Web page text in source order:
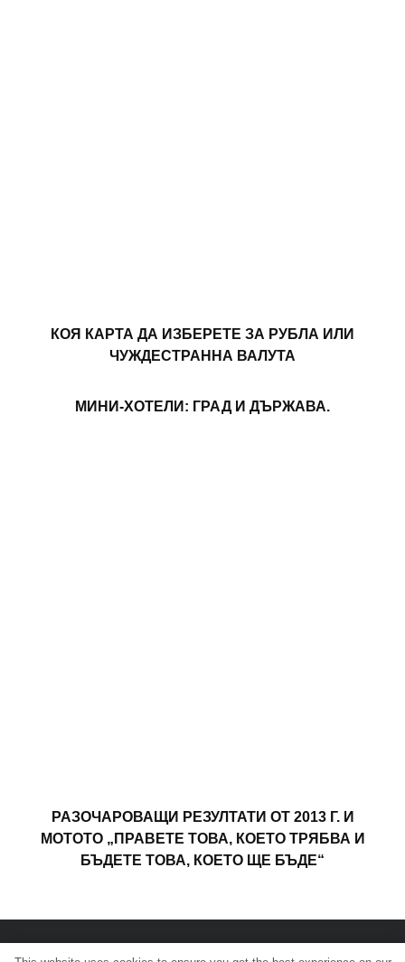
КОЯ КАРТА ДА ИЗБЕРЕТЕ ЗА РУБЛА ИЛИ
ЧУЖДЕСТРАННА ВАЛУТА
МИНИ-ХОТЕЛИ: ГРАД И ДЪРЖАВА.
РАЗОЧАРОВАЩИ РЕЗУЛТАТИ ОТ 2013 Г. И
МОТОТО „ПРАВЕТЕ ТОВА, КОЕТО ТРЯБВА И
БЪДЕТЕ ТОВА, КОЕТО ЩЕ БЪДЕ“